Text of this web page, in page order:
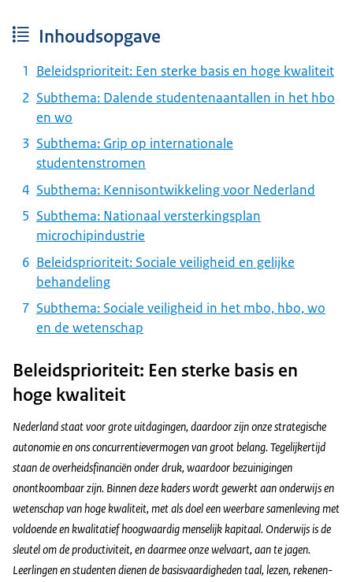
Inhoudsopgave
Beleidsprioriteit: Een sterke basis en hoge kwaliteit
Subthema: Dalende studentenaantallen in het hbo
en wo
Subthema: Grip op internationale
studentenstromen
Subthema: Kennisontwikkeling voor Nederland
Subthema: Nationaal versterkingsplan
microchipindustrie
Beleidsprioriteit: Sociale veiligheid en gelijke
behandeling
Subthema: Sociale veiligheid in het mbo, hbo, wo
en de wetenschap
Beleidsprioriteit: Een sterke basis en
hoge kwaliteit
Nederland staat voor grote uitdagingen, daardoor zijn onze strategische
autonomie en ons concurrentievermogen van groot belang. Tegelijkertijd
staan de overheidsfinanciën onder druk, waardoor bezuinigingen
onontkoombaar zijn. Binnen deze kaders wordt gewerkt aan onderwĳs en
wetenschap van hoge kwaliteit, met als doel een weerbare samenleving met
voldoende en kwalitatief hoogwaardig menselijk kapitaal. Onderwijs is de
sleutel om de productiviteit, en daarmee onze welvaart, aan te jagen.
Leerlingen en studenten dienen de basisvaardigheden taal, lezen, rekenen-